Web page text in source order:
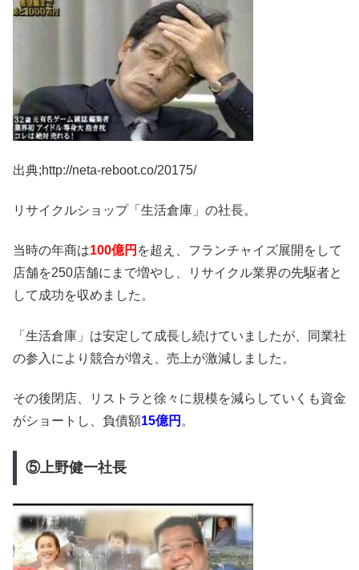
出典;http://neta-reboot.co/20175/
リサイクルショップ「生活倉庫」の社長。
当時の年商は100億円 を超え、フランチャイズ展開をして
店舗を250店舗にまで増やし、リサイクル業界の先駆者と
して成功を収めました。
「生活倉庫」は安定して成長し続けていましたが、同業社
の参入により競合が増え、売上が激減しました。
その後閉店、リストラと徐々に規模を減らしていくも資金
がショートし、負債額15億円 。
⑤上野健一社長